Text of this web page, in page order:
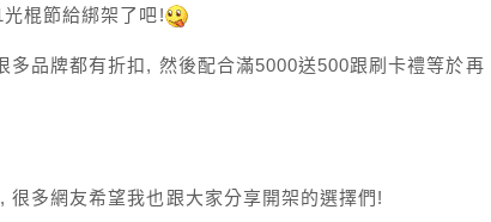
棍節給綁架了吧!
品牌都有折扣, 然後配合滿5000送500跟刷卡禮等於再
多網友希望我也跟大家分享開架的選擇們!